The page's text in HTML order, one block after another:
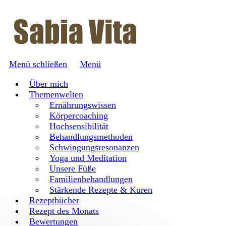
Menü schließen
Menü
Über mich
Themenwelten
Ernährungswissen
Körpercoaching
Hochsensibilität
Behandlungsmethoden
Schwingungsresonanzen
Yoga und Meditation
Unsere Füße
Familienbehandlungen
Stärkende Rezepte & Kuren
Rezeptbücher
Rezept des Monats
Bewertungen